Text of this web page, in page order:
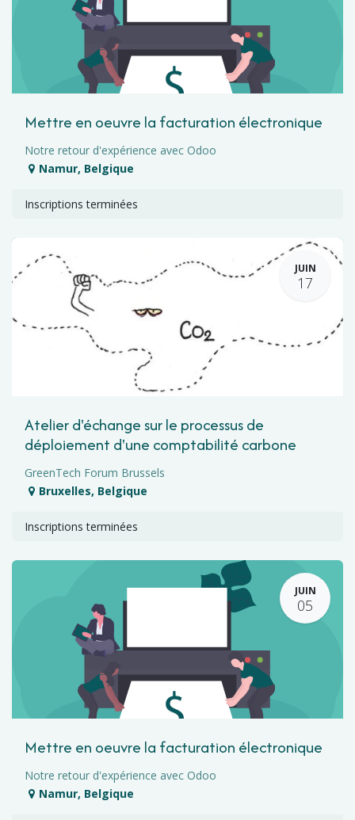
Mettre en oeuvre la facturation électronique
Notre retour d'expérience avec Odoo
Namur, Belgique
Inscriptions terminées
JUIN
17
Atelier d'échange sur le processus de
déploiement d'une comptabilité carbone
GreenTech Forum Brussels
Bruxelles, Belgique
Inscriptions terminées
JUIN
05
Mettre en oeuvre la facturation électronique
Notre retour d'expérience avec Odoo
Namur, Belgique